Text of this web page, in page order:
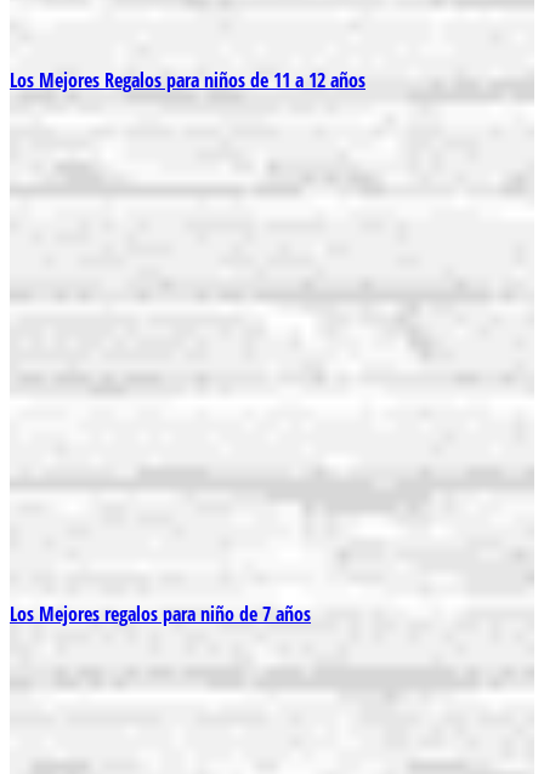
Los Mejores Regalos para niños de 11 a 12 años
Los Mejores regalos para niño de 7 años